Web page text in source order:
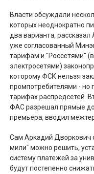
Власти обсуждали
которых неоднократно
два варианта,
уже согласованный
тарифам и "Россетями"
электросетями)
которому ФСК нельзя
промпотребителями - но
тарифах распредсетей.
ФАС разрешал прямые
премьера, вводил
Сам Аркадий Дворкович
мили" можно решить,
систему платежей за
будут постепенно